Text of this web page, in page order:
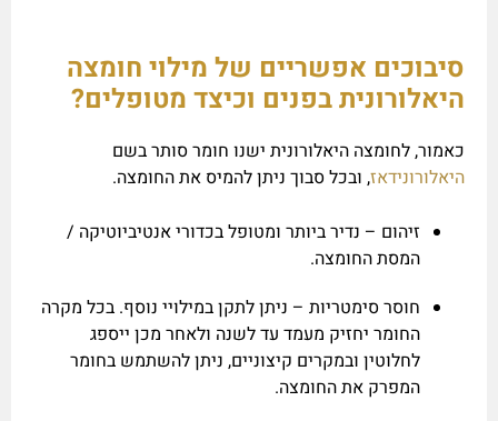
סיבוכים אפשריים של מילוי חומצה
היאלורונית בפנים וכיצד מטופלים?
כאמור, לחומצה היאלורונית ישנו חומר סותר בשם
היאלורונידאז, ובכל סבוך ניתן להמיס את החומצה.
זיהום – נדיר ביותר ומטופל בכדורי אנטיביוטיקה /
המסת החומצה.
חוסר סימטריות – ניתן לתקן במילויי נוסף. בכל מקרה
החומר יחזיק מעמד עד לשנה ולאחר מכן ייספג
לחלוטין ובמקרים קיצוניים, ניתן להשתמש בחומר
המפרק את החומצה.